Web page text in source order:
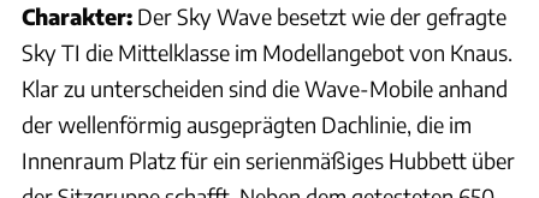
Charakter: Der Sky Wave besetzt wie der gefragte
Sky TI die Mittelklasse im Modellangebot von Knaus.
Klar zu unterscheiden sind die Wave-Mobile anhand
der wellenförmig ausgeprägten Dachlinie, die im
Innenraum Platz für ein serienmäßiges Hubbett über